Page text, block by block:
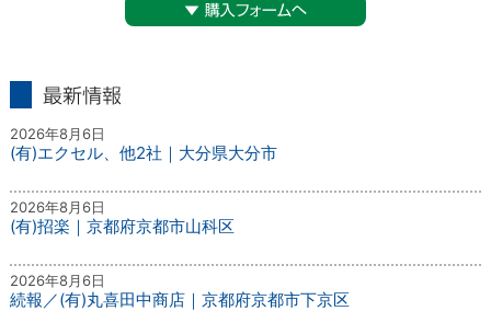
2026年8月6日
(有)エクセル、他2社｜大分県大分市
2026年8月6日
(有)招楽｜京都府京都市山科区
2026年8月6日
続報／(有)丸喜田中商店｜京都府京都市下京区